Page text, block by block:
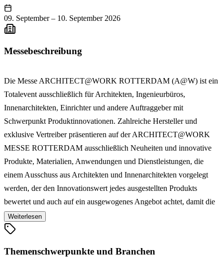
09. September – 10. September 2026
Messebeschreibung
Die Messe ARCHITECT@WORK ROTTERDAM (A@W) ist ein
Totalevent ausschließlich für Architekten, Ingenieurbüros,
Innenarchitekten, Einrichter und andere Auftraggeber mit
Schwerpunkt Produktinnovationen. Zahlreiche Hersteller und
exklusive Vertreiber präsentieren auf der ARCHITECT@WORK
MESSE ROTTERDAM ausschließlich Neuheiten und innovative
Produkte, Materialien, Anwendungen und Dienstleistungen, die
einem Ausschuss aus Architekten und Innenarchitekten vorgelegt
werden, der den Innovationswert jedes ausgestellten Produkts
bewertet und auch auf ein ausgewogenes Angebot achtet, damit die
einzelnen Produktgruppen angemessen repräsentiert werden.
Verschiedene Kurzseminare vermitteln darüber hinaus auf der
über Neuheiten und bieten den Teilnehmern darüber hinaus die
Weiterlesen
Themenschwerpunkte und Branchen